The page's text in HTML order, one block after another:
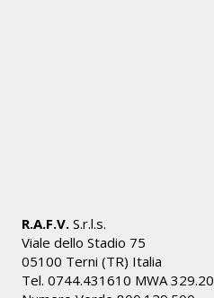
R.A.F.V. S.r.l.s.
Viale dello Stadio 75
05100 Terni (TR) Italia
Tel. 0744.431610 MWA